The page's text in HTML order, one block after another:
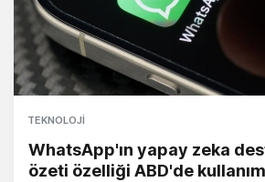
TEKNOLOJI
WhatsApp'ın yapay zeka
özeti özelliği ABD'de